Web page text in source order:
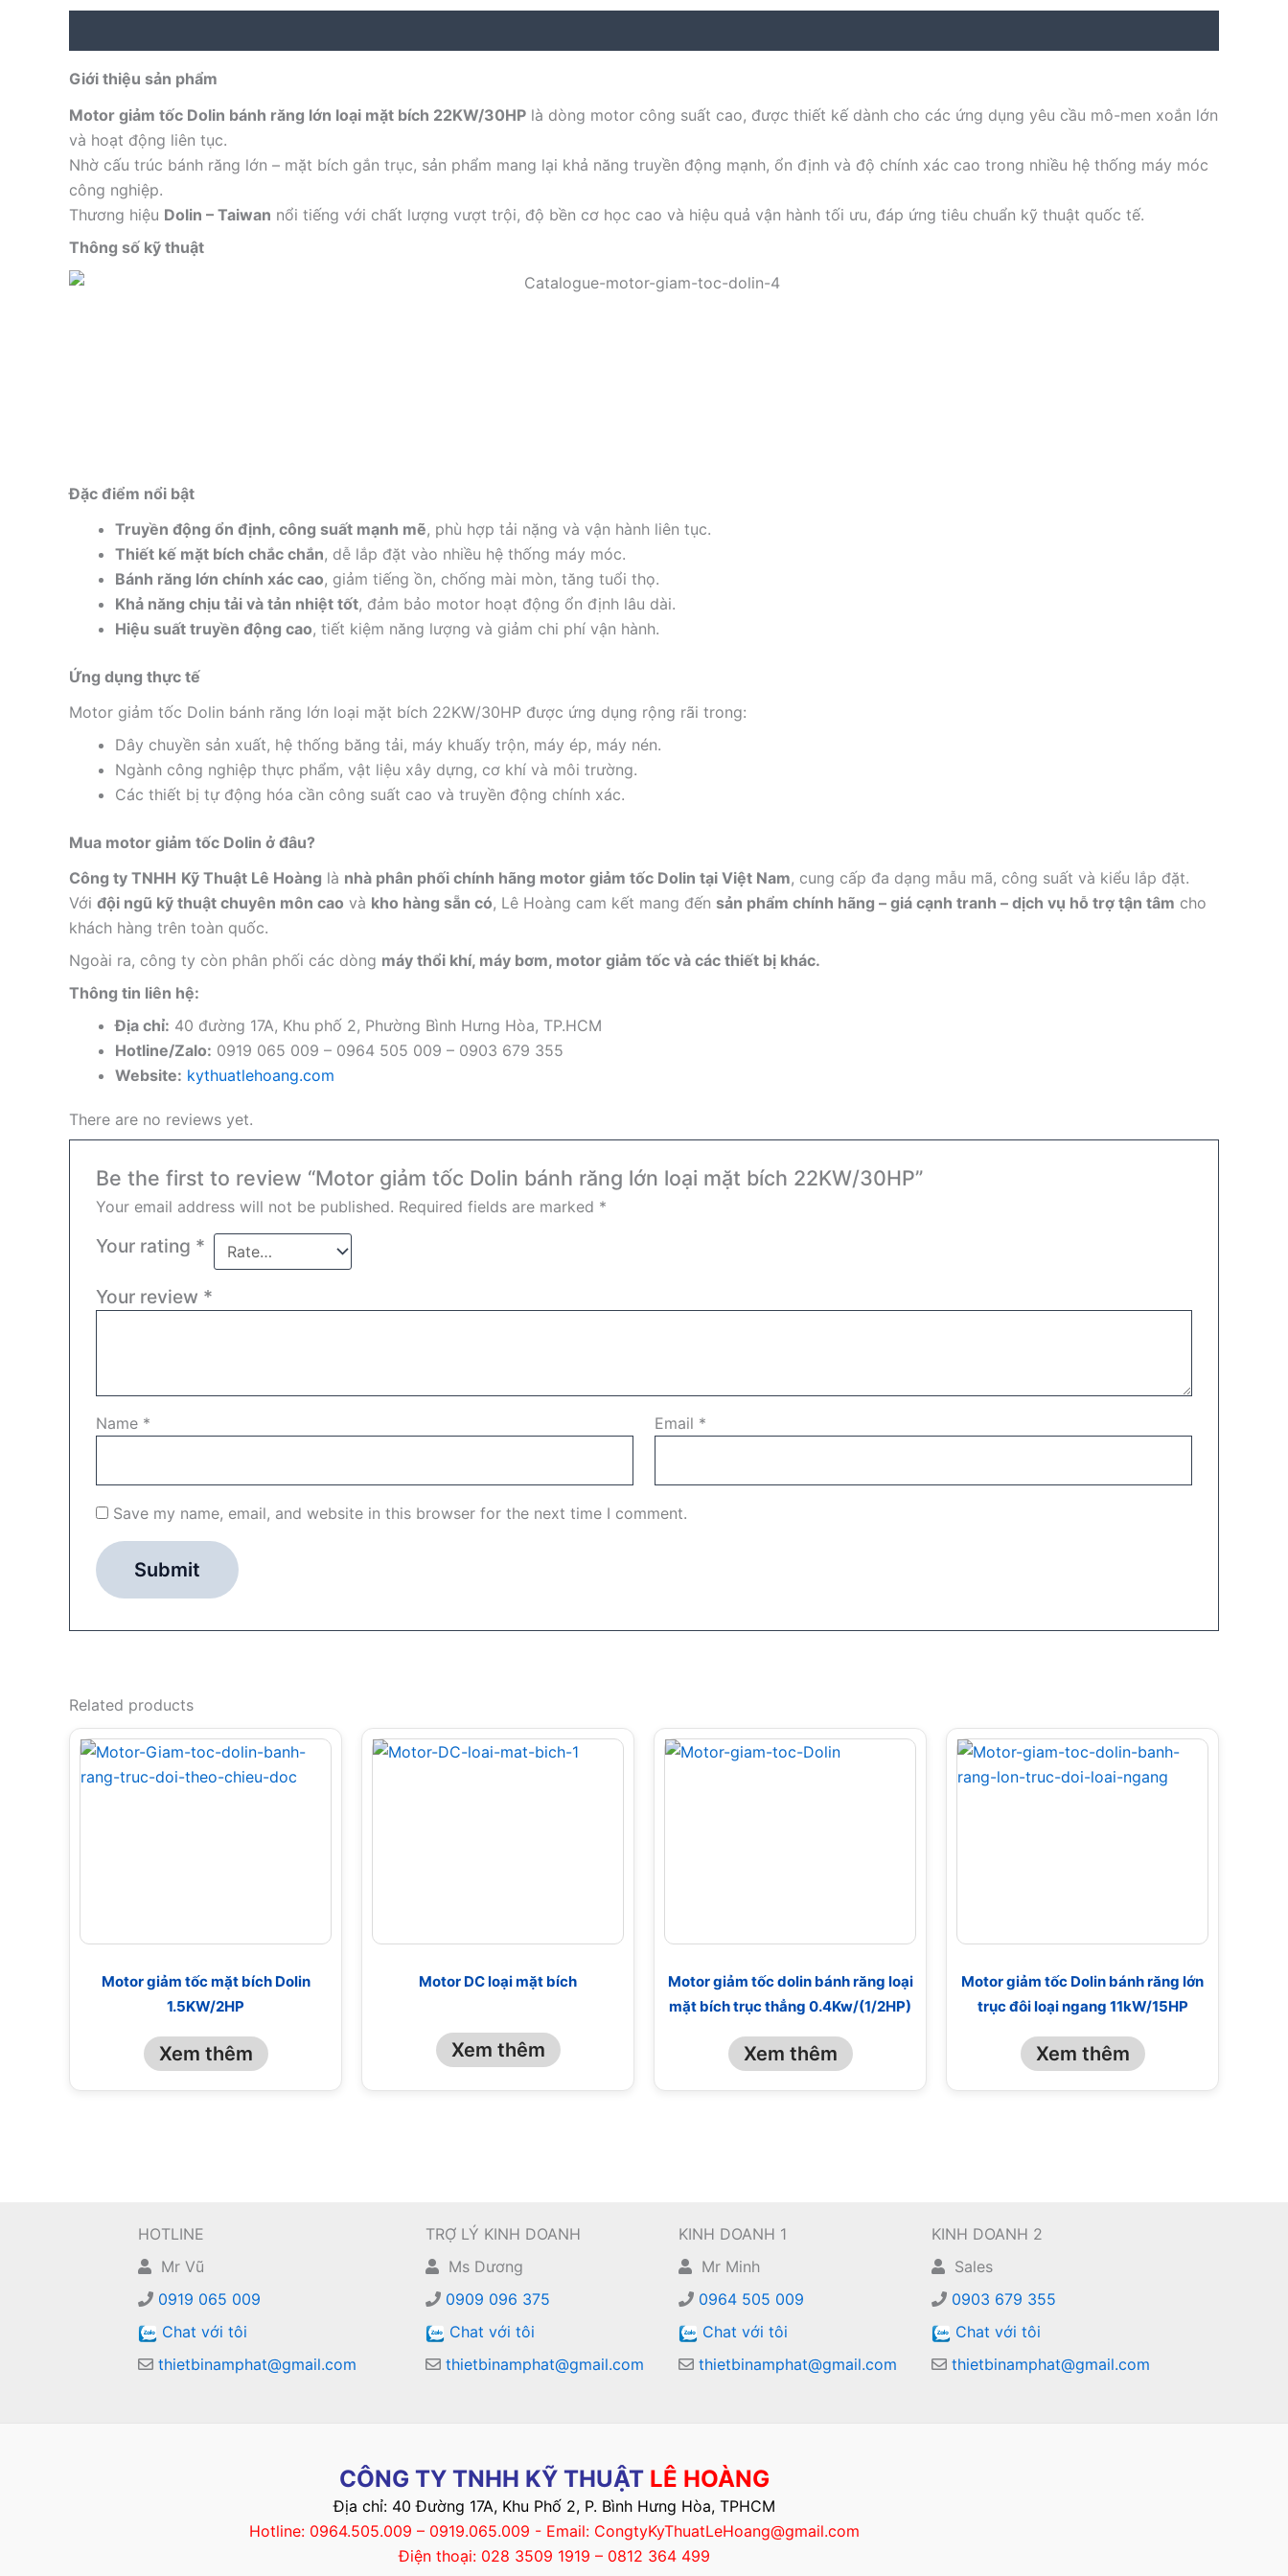
Giới thiệu sản phẩm
Motor giảm tốc Dolin bánh răng lớn loại mặt bích 22KW/30HP là dòng motor công suất cao, được thiết kế dành cho các ứng dụng yêu cầu mô-men xoắn lớn
và hoạt động liên tục.
Nhờ cấu trúc bánh răng lớn – mặt bích gắn trục, sản phẩm mang lại khả năng truyền động mạnh, ổn định và độ chính xác cao trong nhiều hệ thống máy móc
công nghiệp.
Thương hiệu Dolin – Taiwan nổi tiếng với chất lượng vượt trội, độ bền cơ học cao và hiệu quả vận hành tối ưu, đáp ứng tiêu chuẩn kỹ thuật quốc tế.
Thông số kỹ thuật
Đặc điểm nổi bật
Truyền động ổn định, công suất mạnh mẽ, phù hợp tải nặng và vận hành liên tục.
Thiết kế mặt bích chắc chắn, dễ lắp đặt vào nhiều hệ thống máy móc.
Bánh răng lớn chính xác cao, giảm tiếng ồn, chống mài mòn, tăng tuổi thọ.
Khả năng chịu tải và tản nhiệt tốt, đảm bảo motor hoạt động ổn định lâu dài.
Hiệu suất truyền động cao, tiết kiệm năng lượng và giảm chi phí vận hành.
Ứng dụng thực tế
Motor giảm tốc Dolin bánh răng lớn loại mặt bích 22KW/30HP được ứng dụng rộng rãi trong:
Dây chuyền sản xuất, hệ thống băng tải, máy khuấy trộn, máy ép, máy nén.
Ngành công nghiệp thực phẩm, vật liệu xây dựng, cơ khí và môi trường.
Các thiết bị tự động hóa cần công suất cao và truyền động chính xác.
Mua motor giảm tốc Dolin ở đâu?
Công ty TNHH Kỹ Thuật Lê Hoàng là nhà phân phối chính hãng motor giảm tốc Dolin tại Việt Nam, cung cấp đa dạng mẫu mã, công suất và kiểu lắp đặt.
Với đội ngũ kỹ thuật chuyên môn cao và kho hàng sẵn có, Lê Hoàng cam kết mang đến sản phẩm chính hãng – giá cạnh tranh – dịch vụ hỗ trợ tận tâm cho
khách hàng trên toàn quốc.
Ngoài ra, công ty còn phân phối các dòng máy thổi khí, máy bơm, motor giảm tốc và các thiết bị khác.
Thông tin liên hệ:
Địa chỉ: 40 đường 17A, Khu phố 2, Phường Bình Hưng Hòa, TP.HCM
Hotline/Zalo: 0919 065 009 – 0964 505 009 – 0903 679 355
Website: kythuatlehoang.com
There are no reviews yet.
Be the first to review “Motor giảm tốc Dolin bánh răng lớn loại mặt bích 22KW/30HP”
Your email address will not be published. Required fields are marked *
Your rating *
Your review *
Name * Email *
Save my name, email, and website in this browser for the next time I comment.
Related products
Motor giảm tốc mặt bích Dolin
1.5KW/2HP
Xem thêm
Motor DC loại mặt bích
Xem thêm
Motor giảm tốc dolin bánh răng loại
mặt bích trục thẳng 0.4Kw/(1/2HP)
Xem thêm
Motor giảm tốc Dolin bánh răng lớn
trục đôi loại ngang 11kW/15HP
Xem thêm
HOTLINE
Mr Vũ
0919 065 009
Chat với tôi
thietbinamphat@gmail.com
TRỢ LÝ KINH DOANH
Ms Dương
0909 096 375
Chat với tôi
thietbinamphat@gmail.com
KINH DOANH 1
Mr Minh
0964 505 009
Chat với tôi
thietbinamphat@gmail.com
KINH DOANH 2
Sales
0903 679 355
Chat với tôi
thietbinamphat@gmail.com
CÔNG TY TNHH KỸ THUẬT LÊ HOÀNG
Địa chỉ: 40 Đường 17A, Khu Phố 2, P. Bình Hưng Hòa, TPHCM
Hotline: 0964.505.009 – 0919.065.009 - Email: CongtyKyThuatLeHoang@gmail.com
Điện thoại: 028 3509 1919 – 0812 364 499